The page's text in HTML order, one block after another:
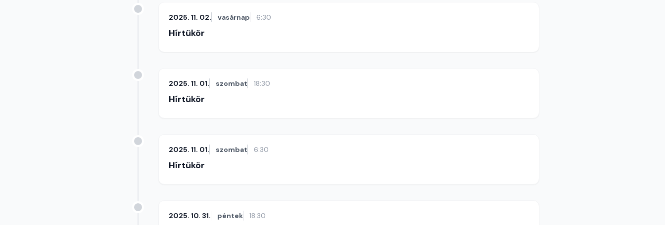
2025. 11. 02. vasárnap 6:30
Hírtükör
2025. 11. 01. szombat 18:30
Hírtükör
2025. 11. 01. szombat 6:30
Hírtükör
2025. 10. 31. péntek 18:30